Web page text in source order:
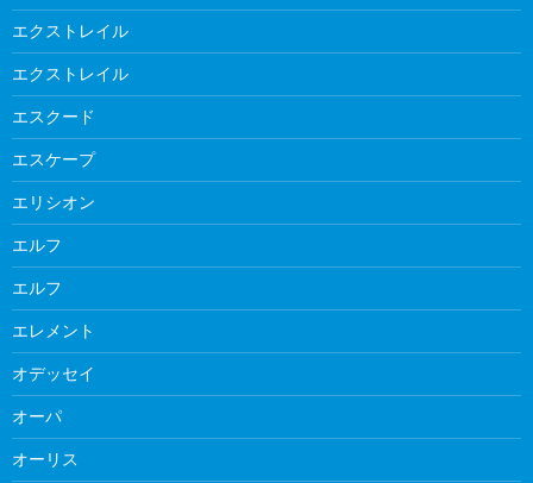
エクストレイル
エクストレイル
エスクード
エスケープ
エリシオン
エルフ
エルフ
エレメント
オデッセイ
オーパ
オーリス